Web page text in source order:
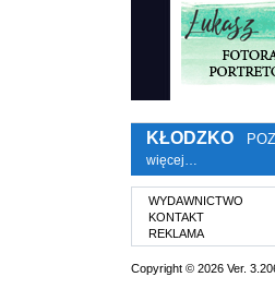
KŁODZKO
więcej…
WYDAWNICTWO
KONTAKT
REKLAMA
Copyright © 2026 Ver.